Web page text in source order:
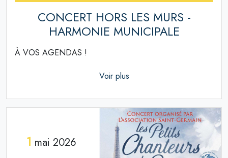
CONCERT HORS LES MURS -
HARMONIE MUNICIPALE
À VOS AGENDAS !
Voir plus
1 mai 2026